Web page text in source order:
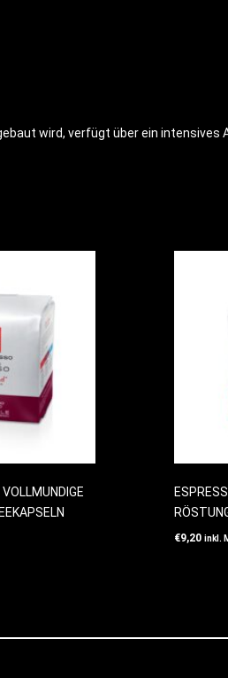
wird, verfügt über ein
€9,20 inkl.